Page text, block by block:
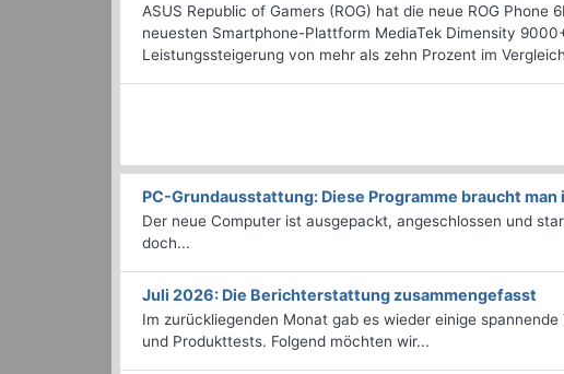
ASUS Republic of Gamers (ROG) hat die neue ROG
neuesten Smartphone-Plattform MediaTek Dimensity
Leistungssteigerung von mehr als zehn Prozent im
PC-Grundausstattung: Diese Programme braucht
Der neue Computer ist ausgepackt, angeschlossen und
doch...
Juli 2026: Die Bericht­erstattung zusammengefasst
Im zurückliegenden Monat gab es wieder einige
und Produkttests. Folgend möchten wir...